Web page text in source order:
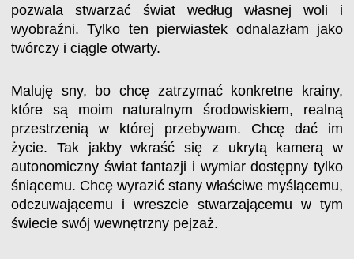
pozwala stwarzać świat według własnej woli i
wyobraźni. Tylko ten pierwiastek odnalazłam jako
twórczy i ciągle otwarty.
Maluję sny, bo chcę zatrzymać konkretne krainy,
które są moim naturalnym środowiskiem, realną
przestrzenią w której przebywam. Chcę dać im
życie. Tak jakby wkraść się z ukrytą kamerą w
autonomiczny świat fantazji i wymiar dostępny tylko
śniącemu. Chcę wyrazić stany właściwe myślącemu,
odczuwającemu i wreszcie stwarzającemu w tym
świecie swój wewnętrzny pejzaż.